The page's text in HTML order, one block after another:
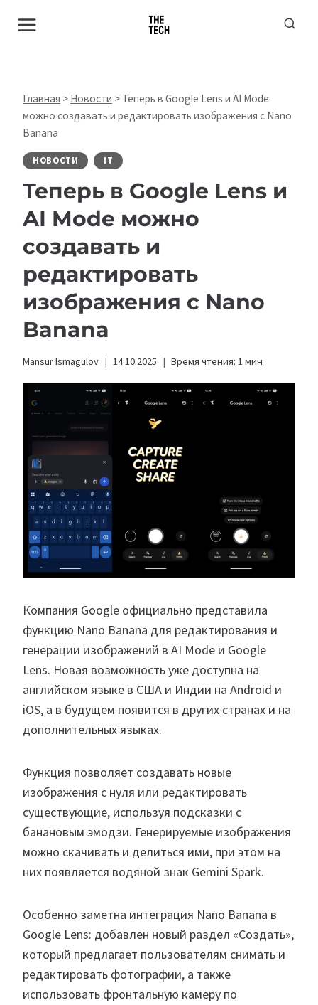
Главная > Новости > Теперь в Google Lens и AI Mode
можно создавать и редактировать изображения с Nano
Banana
НОВОСТИ IT
Теперь в Google Lens и
AI Mode можно
создавать и
редактировать
изображения с Nano
Banana
Mansur Ismagulov 14.10.2025 Время чтения: 1 мин
Компания Google официально представила
функцию Nano Banana для редактирования и
генерации изображений в AI Mode и Google
Lens. Новая возможность уже доступна на
английском языке в США и Индии на Android и
iOS, а в будущем появится в других странах и на
дополнительных языках.
Функция позволяет создавать новые
изображения с нуля или редактировать
существующие, используя подсказки с
банановым эмодзи. Генерируемые изображения
можно скачивать и делиться ими, при этом на
них появляется водяной знак Gemini Spark.
Особенно заметна интеграция Nano Banana в
Google Lens: добавлен новый раздел «Создать»,
который предлагает пользователям снимать и
редактировать фотографии, а также
использовать фронтальную камеру по